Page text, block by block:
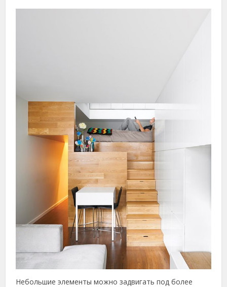
Небольшие элементы можно задвигать под более